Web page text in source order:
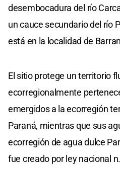
desembocadura del río
un cauce secundario del río
está en la localidad de
El sitio protege un territorio
ecorregionalmente
emergidos a la ecorregión
Paraná, mientras que sus
ecorregión de agua dulce
fue creado por ley nacional